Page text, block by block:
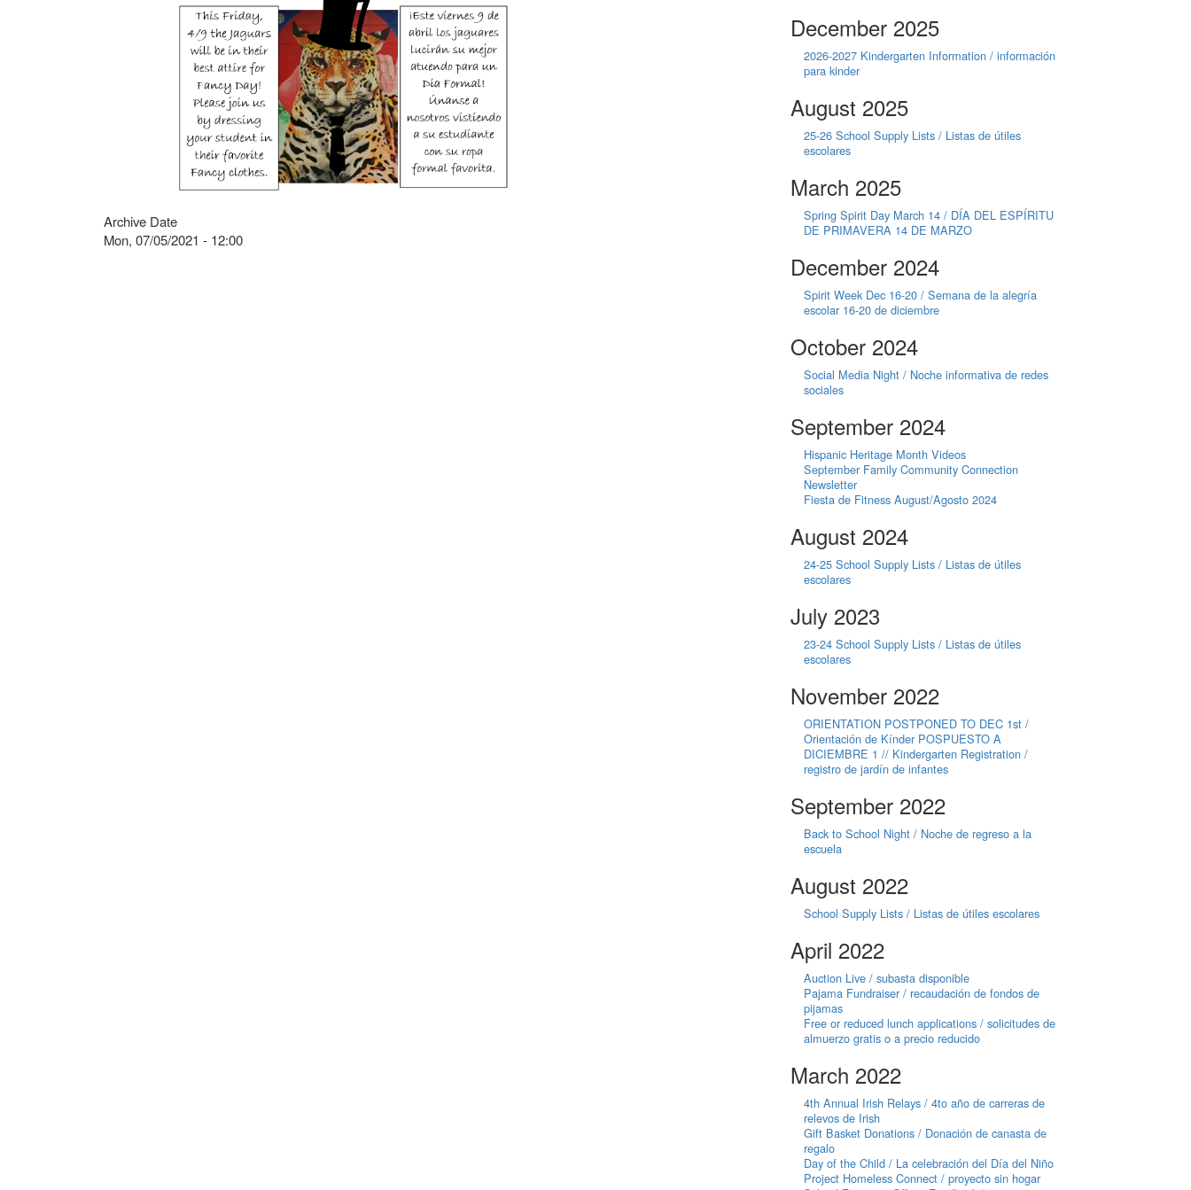
Archive Date
Mon, 07/05/2021 - 12:00
December 2025
2026-2027 Kindergarten Information / información
para kinder
August 2025
25-26 School Supply Lists / Listas de útiles
escolares
March 2025
Spring Spirit Day March 14 / DÍA DEL ESPÍRITU
DE PRIMAVERA 14 DE MARZO
December 2024
Spirit Week Dec 16-20 / Semana de la alegría
escolar 16-20 de diciembre
October 2024
Social Media Night / Noche informativa de redes
sociales
September 2024
Hispanic Heritage Month Videos
September Family Community Connection
Newsletter
Fiesta de Fitness August/Agosto 2024
August 2024
24-25 School Supply Lists / Listas de útiles
escolares
July 2023
23-24 School Supply Lists / Listas de útiles
escolares
November 2022
ORIENTATION POSTPONED TO DEC 1st /
Orientación de Kínder POSPUESTO A
DICIEMBRE 1 // Kindergarten Registration /
registro de jardín de infantes
September 2022
Back to School Night / Noche de regreso a la
escuela
August 2022
School Supply Lists / Listas de útiles escolares
April 2022
Auction Live / subasta disponible
Pajama Fundraiser / recaudación de fondos de
pijamas
Free or reduced lunch applications / solicitudes de
almuerzo gratis o a precio reducido
March 2022
4th Annual Irish Relays / 4to año de carreras de
relevos de Irish
Gift Basket Donations / Donación de canasta de
regalo
Day of the Child / La celebración del Día del Niño
Project Homeless Connect / proyecto sin hogar